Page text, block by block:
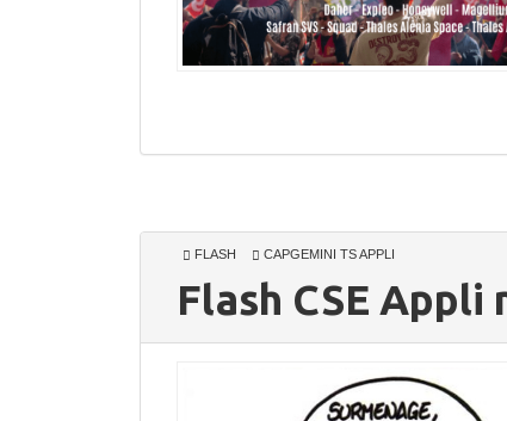
FLASH CAPGEMINI TS APPLI
Flash CSE Appli